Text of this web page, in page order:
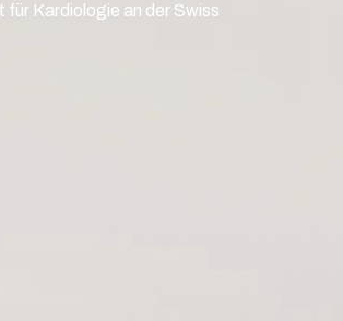
für Kardiologie an der Swiss